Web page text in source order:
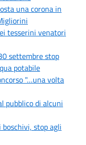
una corona in
tesserini venatori
settembre stop
potabile
"…una volta
pubblico di alcuni
stop agli